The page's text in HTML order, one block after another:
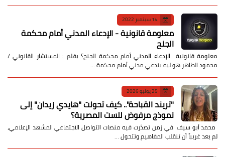
14 سبتمبر 2022
معلومة قانونية - الإدعاء المدني أمام محكمة
الجنح
معلومة قانونية الإدعاء المدني أمام محكمة الجنح؟ بقلم : المستشار القانوني /
محمود الطاهر هو ليه بندعي مدني أمام محكمة …
25 يوليو 2026
​"تريند القباحة".. كيف تحولت "هايدي زيدان" إلى
نموذج مرفوض للست المصرية؟
​ محمد أبو سيف ​في زمن تصدّرت فيه منصات التواصل الاجتماعي المشهد الإعلامي،
لم يعد غريباً أن تنقلب المفاهيم وتتحول …